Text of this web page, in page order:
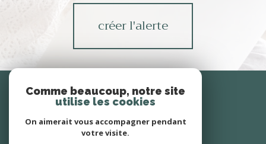
créer l'alerte
connecter
espace propriétaire
Comme beaucoup, notre site
utilise les cookies
On aimerait vous accompagner pendant
votre visite.